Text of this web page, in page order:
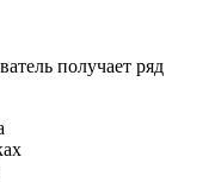
получает ряд